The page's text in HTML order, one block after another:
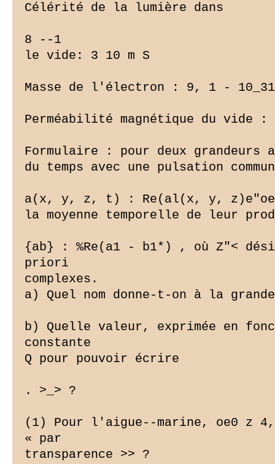
Célérité de la lumière dans
8 --1
le vide: 3 10 m S
Masse de l'électron : 9, 1 -
Perméabilité magnétique du vide :
Formulaire : pour deux
du temps avec une pulsation
a(x, y, z, t) : Re(al(x, y,
la moyenne temporelle de leur
{ab} : %Re(a1 - b1*) , où Z"<
priori
complexes.
a) Quel nom donne-t-on à la
b) Quelle valeur, exprimée en
constante
Q pour pouvoir écrire
. >_ > ?
(1) Pour l'aigue--marine, oe0 z
« par
transparence >> ?